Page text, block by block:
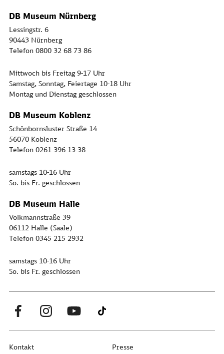
DB Museum Nürnberg
Lessingstr. 6
90443 Nürnberg
Telefon 0800 32 68 73 86
Mittwoch bis Freitag 9-17 Uhr
Samstag, Sonntag, Feiertage 10-18 Uhr
Montag und Dienstag geschlossen
DB Museum Koblenz
Schönbornsluster Straße 14
56070 Koblenz
Telefon 0261 396 13 38
samstags 10-16 Uhr
So. bis Fr. geschlossen
DB Museum Halle
Volkmannstraße 39
06112 Halle (Saale)
Telefon 0345 215 2932
samstags 10-16 Uhr
So. bis Fr. geschlossen
Kontakt Presse